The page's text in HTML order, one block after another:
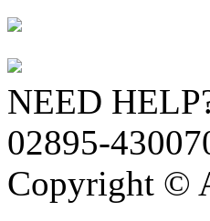
NEED
02895-
Copyright ©